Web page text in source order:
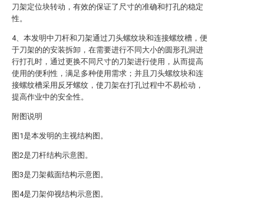
刀架定位块转动，有效的保证了尺寸的准确和打孔的稳定
性。
4、本发明中刀杆和刀架通过刀头螺纹块和连接螺纹槽，便
于刀架的的安装拆卸，在需要进行不同大小的圆形孔洞进
行打孔时，通过更换不同尺寸的刀架进行使用，从而提高
使用的便利性，满足多种使用需求；并且刀头螺纹块和连
接螺纹槽采用反牙螺纹，使刀架在打孔过程中不易松动，
提高作业中的安全性。
附图说明
图1是本发明的主视结构图。
图2是刀杆结构示意图。
图3是刀架截面结构示意图。
图4是刀架仰视结构示意图。